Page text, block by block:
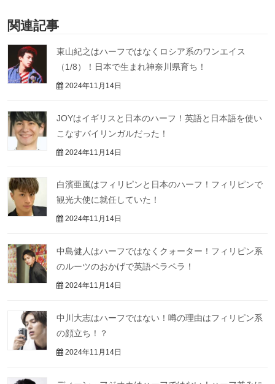
関連記事
東山紀之はハーフではなくロシア系のワンエイス
（1/8）！日本で生まれ神奈川県育ち！
2024年11月14日
JOYはイギリスと日本のハーフ！英語と日本語を使い
こなすバイリンガルだった！
2024年11月14日
白濱亜嵐はフィリピンと日本のハーフ！フィリピンで
観光大使に就任していた！
2024年11月14日
中島健人はハーフではなくクォーター！フィリピン系
のルーツのおかげで英語ペラペラ！
2024年11月14日
中川大志はハーフではない！噂の理由はフィリピン系
の顔立ち！？
2024年11月14日